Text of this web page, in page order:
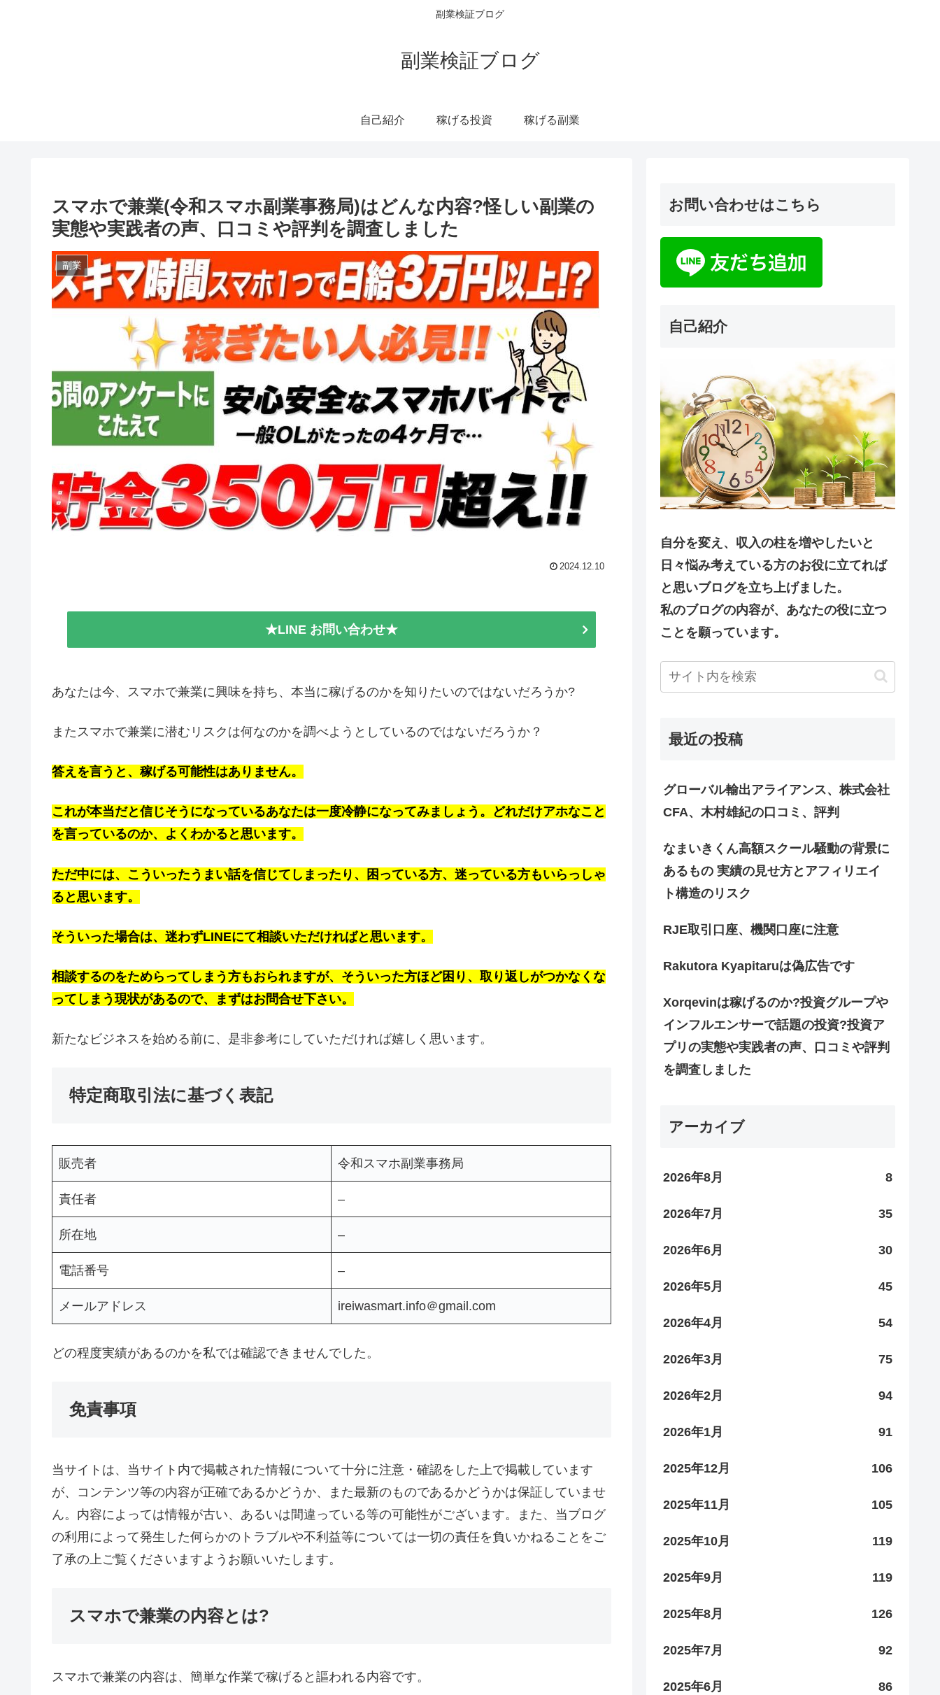
副業検証ブログ
副業検証ブログ
自己紹介 稼げる投資 稼げる副業
スマホで兼業(令和スマホ副業事務局)はどんな内容?怪しい副業の
実態や実践者の声、口コミや評判を調査しました
副業
2024.12.10
★LINE お問い合わせ★
あなたは今、スマホで兼業に興味を持ち、本当に稼げるのかを知りたいのではないだろうか?
またスマホで兼業に潜むリスクは何なのかを調べようとしているのではないだろうか？
答えを言うと、稼げる可能性はありません。
これが本当だと信じそうになっているあなたは一度冷静になってみましょう。どれだけアホなこと
を言っているのか、よくわかると思います。
ただ中には、こういったうまい話を信じてしまったり、困っている方、迷っている方もいらっしゃ
ると思います。
そういった場合は、迷わずLINEにて相談いただければと思います。
相談するのをためらってしまう方もおられますが、そういった方ほど困り、取り返しがつかなくな
ってしまう現状があるので、まずはお問合せ下さい。
新たなビジネスを始める前に、是非参考にしていただければ嬉しく思います。
特定商取引法に基づく表記
販売者 令和スマホ副業事務局
責任者 –
所在地 –
電話番号 –
メールアドレス ireiwasmart.info＠gmail.com
どの程度実績があるのかを私では確認できませんでした。
免責事項
当サイトは、当サイト内で掲載された情報について十分に注意・確認をした上で掲載しています
が、コンテンツ等の内容が正確であるかどうか、また最新のものであるかどうかは保証していませ
ん。内容によっては情報が古い、あるいは間違っている等の可能性がございます。また、当ブログ
の利用によって発生した何らかのトラブルや不利益等については一切の責任を負いかねることをご
了承の上ご覧くださいますようお願いいたします。
スマホで兼業の内容とは?
スマホで兼業の内容は、簡単な作業で稼げると謳われる内容です。
お問い合わせはこちら
自己紹介
自分を変え、収入の柱を増やしたいと
日々悩み考えている方のお役に立てれば
と思いブログを立ち上げました。
私のブログの内容が、あなたの役に立つ
ことを願っています。
最近の投稿
グローバル輸出アライアンス、株式会社
CFA、木村雄紀の口コミ、評判
なまいきくん高額スクール騒動の背景に
あるもの 実績の見せ方とアフィリエイ
ト構造のリスク
RJE取引口座、機関口座に注意
Rakutora Kyapitaruは偽広告です
Xorqevinは稼げるのか?投資グループや
インフルエンサーで話題の投資?投資ア
プリの実態や実践者の声、口コミや評判
を調査しました
アーカイブ
2026年8月 8
2026年7月 35
2026年6月 30
2026年5月 45
2026年4月 54
2026年3月 75
2026年2月 94
2026年1月 91
2025年12月 106
2025年11月 105
2025年10月 119
2025年9月 119
2025年8月 126
2025年7月 92
2025年6月 86